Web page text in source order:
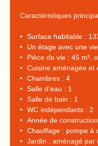
Caractéristiques
Surface habitable :
Un étage avec une
Pièce de vie : 45 m²,
Cuisine aménagée et
Chambres : 4
Salle d’eau : 1
Salle de bain : 1
WC indépendants : 2
Année de
Chauffage : pompe à
Jardin : aménagé par